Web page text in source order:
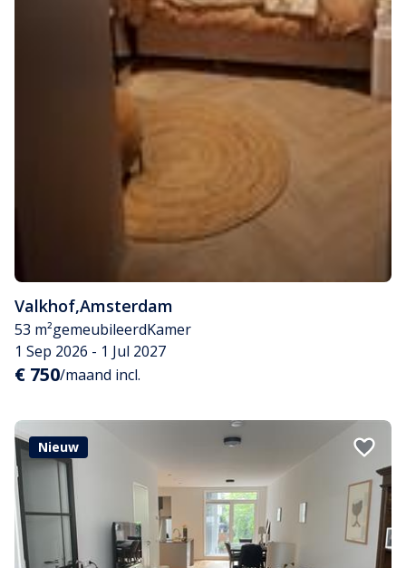
Valkhof,Amsterdam
53 m²gemeubileerdKamer
1 Sep 2026 - 1 Jul 2027
€ 750/maand incl.
Nieuw